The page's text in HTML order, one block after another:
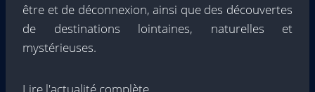
être et de déconnexion, ainsi que des découvertes
de destinations lointaines, naturelles et
mystérieuses.